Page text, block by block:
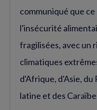
communiqué que
l'insécurité
fragilisées, avec un
climatiques
d'Afrique, d'Asie, du
latine et des